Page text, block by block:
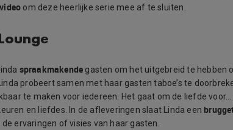
om deze heerlijke serie mee af te sluiten.
spraakmakende gasten om het uitgebreid te hebben
probeert samen met haar gasten taboe’s te
te maken voor iedereen. Het gaat om de liefde voor…
en liefdes. In de afleveringen slaat Linda een
ervaringen of visies van haar gasten.